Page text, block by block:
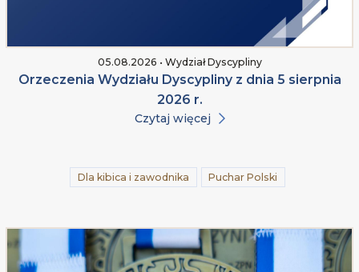
05.08.2026 • Wydział Dyscypliny
Orzeczenia Wydziału Dyscypliny z dnia 5 sierpnia
2026 r.
Czytaj więcej
Dla kibica i zawodnika Puchar Polski